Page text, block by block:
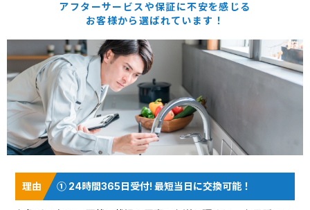
アフターサービスや保証に不安を感じる
お客様から選ばれています！
① 24時間365日受付! 最短当日に交換可能！